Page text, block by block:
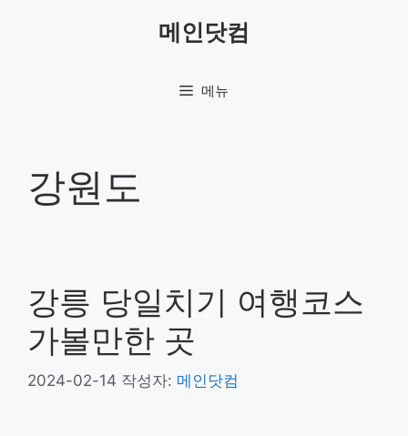
메인닷컴
메뉴
강원도
강릉 당일치기 여행코스
가볼만한 곳
2024-02-14 작성자: 메인닷컴